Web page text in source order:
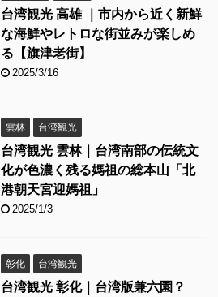
台湾観光 高雄 ｜市内から近く新鮮
な海鮮やレトロな街並みが楽しめ
る【旗津老街】
2025/3/16
雲林 台湾観光
台湾観光 雲林｜台湾南部の伝統文
化が色濃く残る媽祖の総本山「北
港朝天宮迎媽祖」
2025/1/3
彰化 台湾観光
台湾観光 彰化｜台湾版兼六園？